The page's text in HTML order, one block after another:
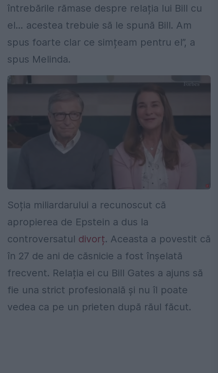
întrebările rămase despre relația lui Bill cu
el… acestea trebuie să le spună Bill. Am
spus foarte clar ce simțeam pentru el”, a
spus Melinda.
Soția miliardarului a recunoscut că
apropierea de Epstein a dus la
controversatul divorț. Aceasta a povestit că
în 27 de ani de căsnicie a fost înșelată
frecvent. Relația ei cu Bill Gates a ajuns să
fie una strict profesională și nu îl poate
vedea ca pe un prieten după răul făcut.